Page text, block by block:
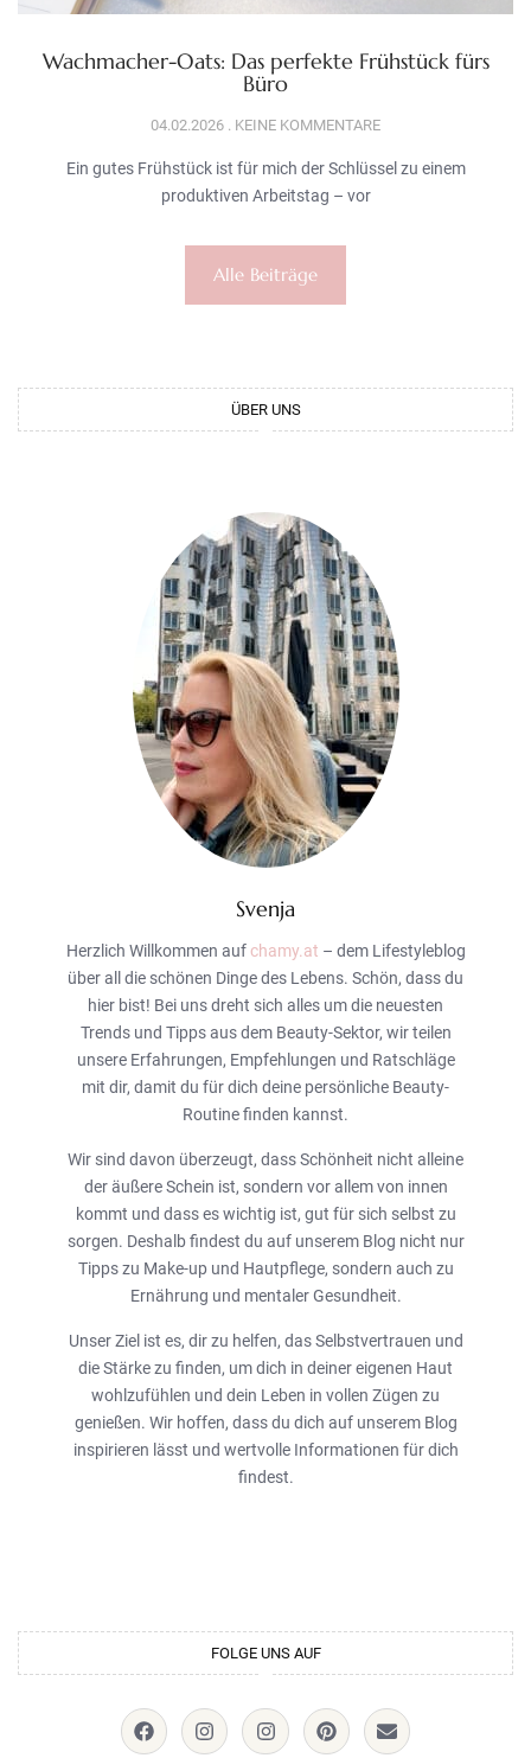
Wachmacher-Oats: Das perfekte Frühstück fürs
Büro
04.02.2026 KEINE KOMMENTARE
Ein gutes Frühstück ist für mich der Schlüssel zu einem
produktiven Arbeitstag – vor
Alle Beiträge
ÜBER UNS
Svenja
Herzlich Willkommen auf chamy.at – dem Lifestyleblog
über all die schönen Dinge des Lebens. Schön, dass du
hier bist! Bei uns dreht sich alles um die neuesten
Trends und Tipps aus dem Beauty-Sektor, wir teilen
unsere Erfahrungen, Empfehlungen und Ratschläge
mit dir, damit du für dich deine persönliche Beauty-
Routine finden kannst.
Wir sind davon überzeugt, dass Schönheit nicht alleine
der äußere Schein ist, sondern vor allem von innen
kommt und dass es wichtig ist, gut für sich selbst zu
sorgen. Deshalb findest du auf unserem Blog nicht nur
Tipps zu Make-up und Hautpflege, sondern auch zu
Ernährung und mentaler Gesundheit.
Unser Ziel ist es, dir zu helfen, das Selbstvertrauen und
die Stärke zu finden, um dich in deiner eigenen Haut
wohlzufühlen und dein Leben in vollen Zügen zu
genießen. Wir hoffen, dass du dich auf unserem Blog
inspirieren lässt und wertvolle Informationen für dich
findest.
FOLGE UNS AUF